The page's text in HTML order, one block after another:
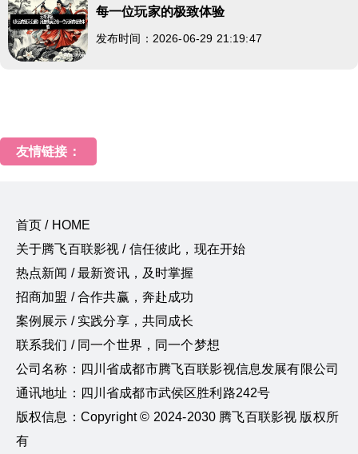
每一位玩家的极致体验
发布时间：2026-06-29 21:19:47
友情链接：
首页 / HOME
关于腾飞百联影视 / 信任彼此，现在开始
热点新闻 / 最新资讯，及时掌握
招商加盟 / 合作共赢，奔赴成功
案例展示 / 实践分享，共同成长
联系我们 / 同一个世界，同一个梦想
公司名称：四川省成都市腾飞百联影视信息发展有限公司
通讯地址：四川省成都市武侯区胜利路242号
版权信息：Copyright © 2024-2030 腾飞百联影视 版权所
有